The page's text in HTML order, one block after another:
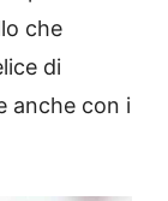
che
di
anche con i